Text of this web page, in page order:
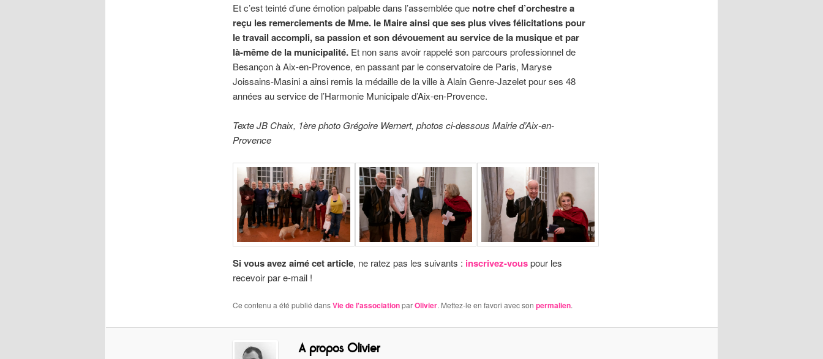
Et c’est teinté d’une émotion palpable dans l’assemblée que notre chef d’orchestre a
reçu les remerciements de Mme. le Maire ainsi que ses plus vives félicitations pour
le travail accompli, sa passion et son dévouement au service de la musique et par
là-même de la municipalité.Et non sans avoir rappelé son parcours professionnel de
Besançon à Aix-en-Provence, en passant par le conservatoire de Paris, Maryse
Joissains-Masini a ainsi remis la médaille de la ville à Alain Genre-Jazelet pour ses 48
années au service de l’Harmonie Municipale d’Aix-en-Provence.
Texte JB Chaix, 1ère photo Grégoire Wernert, photos ci-dessous Mairie d’Aix-en-
Provence
Si vous avez aimé cet article, ne ratez pas les suivants : inscrivez-vouspour les
recevoir par e-mail !
Ce contenu a été publié dansVie de l'associationparOlivier. Mettez-le en favori avec son permalien.
A propos Olivier